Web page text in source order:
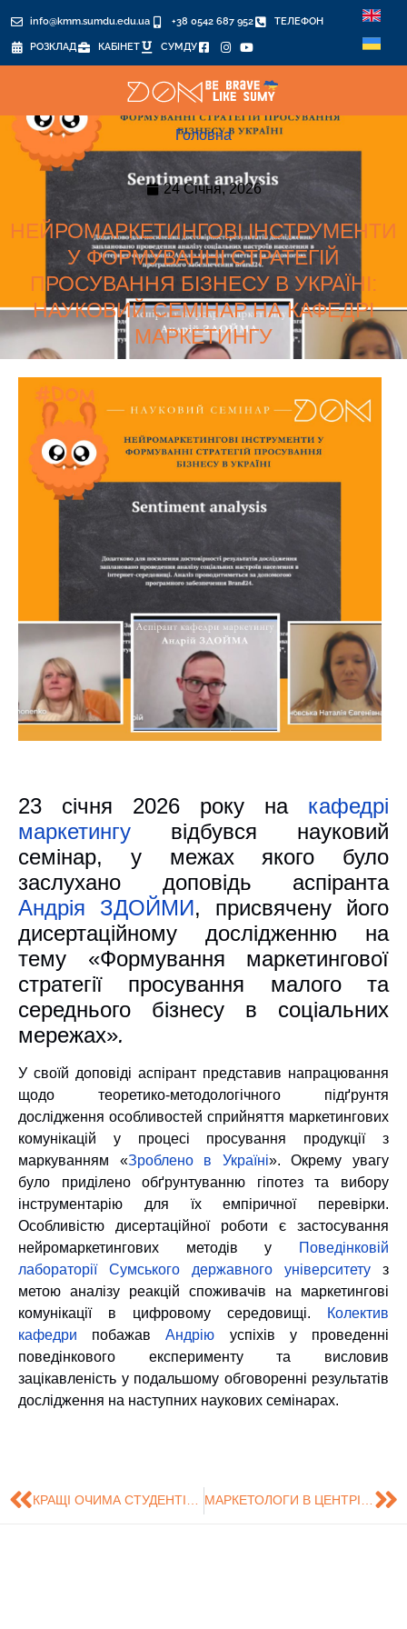
info@kmm.sumdu.edu.ua +38 0542 687 952 ТЕЛЕФОН
РОЗКЛАД КАБІНЕТ СУМДУ
Головна
24 Січня, 2026
НЕЙРОМАРКЕТИНГОВІ ІНСТРУМЕНТИ
У ФОРМУВАННІ СТРАТЕГІЙ
ПРОСУВАННЯ БІЗНЕСУ В УКРАЇНІ:
НАУКОВИЙ СЕМІНАР НА КАФЕДРІ
МАРКЕТИНГУ
23 січня 2026 року на кафедрі
маркетингу відбувся науковий
семінар, у межах якого було
заслухано доповідь аспіранта
Андрія ЗДОЙМИ, присвячену його
дисертаційному дослідженню на
тему «Формування маркетингової
стратегії просування малого та
середнього бізнесу в соціальних
мережах».
У своїй доповіді аспірант представив напрацювання
щодо теоретико-методологічного підґрунтя
дослідження особливостей сприйняття маркетингових
комунікацій у процесі просування продукції з
маркуванням «Зроблено в Україні». Окрему увагу
було приділено обґрунтуванню гіпотез та вибору
інструментарію для їх емпіричної перевірки.
Особливістю дисертаційної роботи є застосування
нейромаркетингових методів у
Поведінковій
лабораторії Сумського державного університету з
метою аналізу реакцій споживачів на маркетингові
комунікації в цифровому середовищі.
Колектив
кафедри побажавАндрію успіхів у проведенні
поведінкового експерименту та висловив
зацікавленість у подальшому обговоренні результатів
дослідження на наступних наукових семінарах.
КРАЩІ ОЧИМА СТУДЕНТІВ: ПЕРЕМОГА ВИКЛАДАЧІВ КАФЕДРИ МАРКЕТИНГУ МАРКЕТОЛОГИ В ЦЕНТРІ ЦИФРОВИХ ТРЕНДІВ: INSTA TALKS 2026